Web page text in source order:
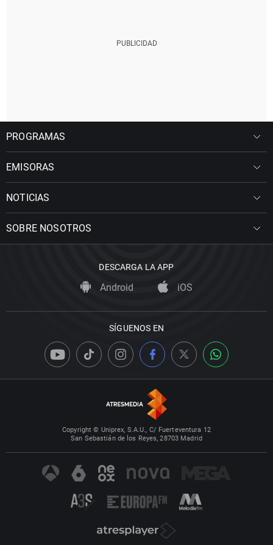
PROGRAMAS
EMISORAS
NOTICIAS
SOBRE NOSOTROS
DESCARGA LA APP
Android iOS
SÍGUENOS EN
Copyright © Uniprex, S.A.U., C/ Fuerteventura 12
San Sebastián de los Reyes, 28703 Madrid